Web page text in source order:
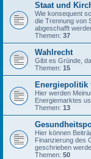
Staat und
Wie konsequent
die Trennung von
abgeschafft
Themen: 37
Wahlrecht
Gibt es Gründe,
Themen: 15
Energiepolitik
Hier werden
Energiemarktes
Themen: 13
Hier können
Finanzierung des
geschrieben
Themen: 50